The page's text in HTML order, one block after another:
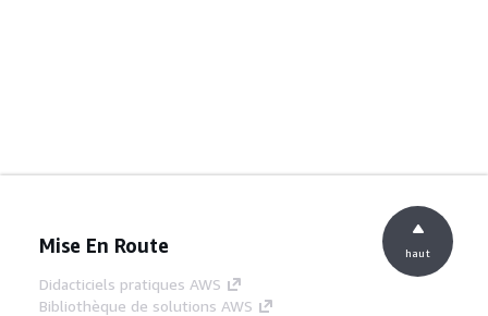
Mise En Route
Didacticiels pratiques AWS
Bibliothèque de solutions AWS
haut